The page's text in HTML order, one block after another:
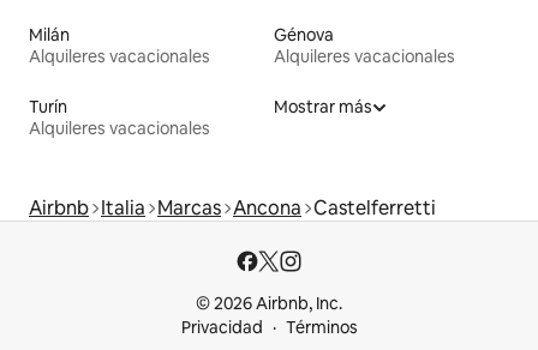
Milán
Alquileres vacacionales
Génova
Alquileres vacacionales
Turín
Alquileres vacacionales
Mostrar más
Airbnb Italia Marcas Ancona Castelferretti
© 2026 Airbnb, Inc.
Privacidad
Términos